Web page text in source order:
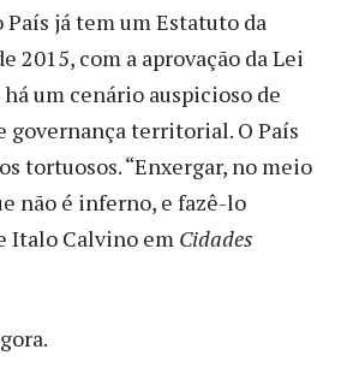
já tem um Estatuto da
2015, com a aprovação da Lei
há um cenário auspicioso de
governança territorial. O País
tortuosos. “Enxergar, no meio
não é inferno, e fazê-lo
Italo Calvino em Cidades